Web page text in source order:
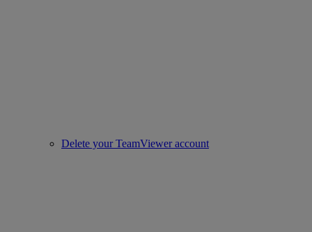
Delete your TeamViewer account